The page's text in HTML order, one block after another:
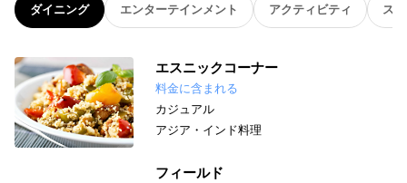
ダイニング エンターテインメント アクティビティ ス
エスニックコーナー
料金に含まれる
カジュアル
アジア・インド料理
フィールド